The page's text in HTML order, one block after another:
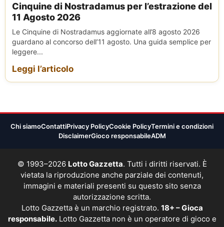
Cinquine di Nostradamus per l’estrazione del
11 Agosto 2026
Le Cinquine di Nostradamus aggiornate all’8 agosto 2026
guardano al concorso dell’11 agosto. Una guida semplice per
leggere...
Leggi l’articolo
Chi siamoContattiPrivacy PolicyCookie PolicyTermini e condizioni
DisclaimerGioco responsabileADM
© 1993–2026 Lotto Gazzetta. Tutti i diritti riservati. È
vietata la riproduzione anche parziale dei contenuti,
immagini e materiali presenti su questo sito senza
autorizzazione scritta.
Lotto Gazzetta è un marchio registrato. 18+ – Gioca
responsabile.Lotto Gazzetta non è un operatore di gioco e